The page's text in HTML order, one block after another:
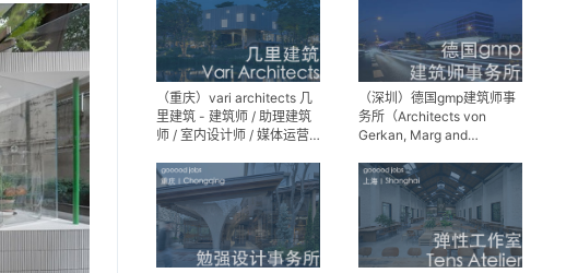
（重庆）vari architects 几
里建筑 - 建筑师 / 助理建筑
师 / 室内设计师 / 媒体运营
（深圳）德国gmp建筑师事
务所（Architects von
Gerkan, Marg and